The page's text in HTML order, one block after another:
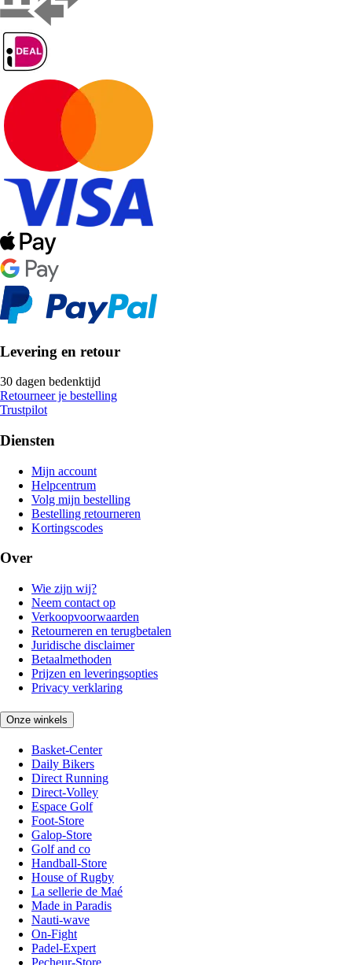
Levering en retour
30 dagen bedenktijd
Retourneer je bestelling
Trustpilot
Diensten
Mijn account
Helpcentrum
Volg mijn bestelling
Bestelling retourneren
Kortingscodes
Over
Wie zijn wij?
Neem contact op
Verkoopvoorwaarden
Retourneren en terugbetalen
Juridische disclaimer
Betaalmethoden
Prijzen en leveringsopties
Privacy verklaring
Onze winkels
Basket-Center
Daily Bikers
Direct Running
Direct-Volley
Espace Golf
Foot-Store
Galop-Store
Golf and co
Handball-Store
House of Rugby
La sellerie de Maé
Made in Paradis
Nauti-wave
On-Fight
Padel-Expert
Pecheur-Store